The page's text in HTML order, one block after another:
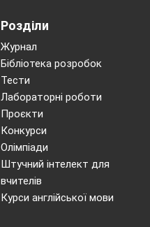
Розділи
Журнал
Бібліотека розробок
Тести
Лабораторні роботи
Проєкти
Конкурси
Олімпіади
Штучний інтелект для
вчителів
Курси англійської мови